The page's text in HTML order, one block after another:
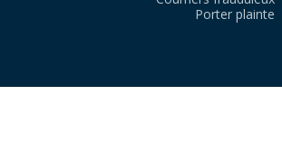
Porter plainte